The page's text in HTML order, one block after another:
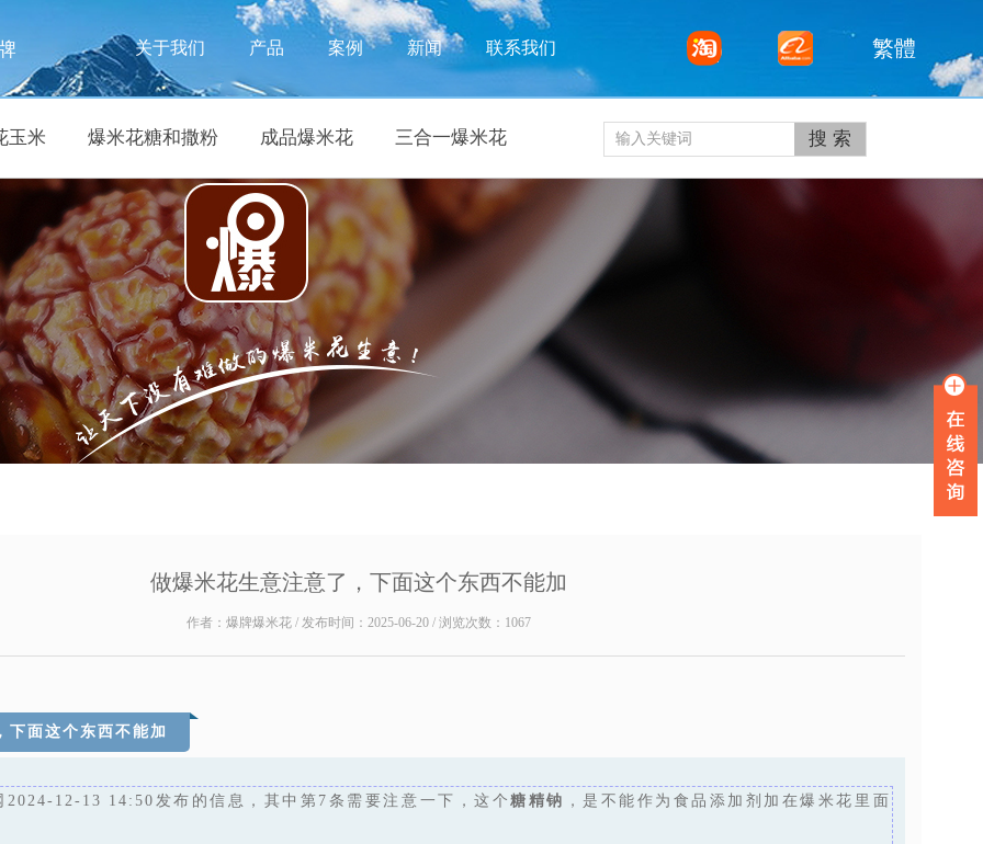
关于我们 产品 案例 新闻 联系我们 繁體
玉米 爆米花糖和撒粉 成品爆米花 三合一爆米花
做爆米花生意注意了，下面这个东西不能加
作者：爆牌爆米花 / 发布时间：2025-06-20 / 浏览次数： 1067
下面这个东西不能加
2024-12-13 14:50发布的信息，其中第7条需要注意一下，这个糖精钠 ，是不能作为食品添加剂加在爆米花里面